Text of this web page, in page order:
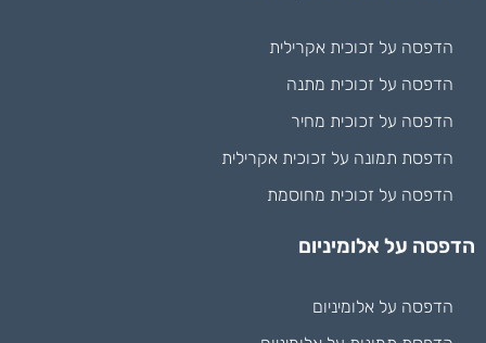
הדפסה על זכוכית אקרילית
הדפסה על זכוכית מתנה
הדפסה על זכוכית מחיר
הדפסת תמונה על זכוכית אקרילית
הדפסה על זכוכית מחוסמת
הדפסה על אלומיניום
הדפסה על אלומיניום